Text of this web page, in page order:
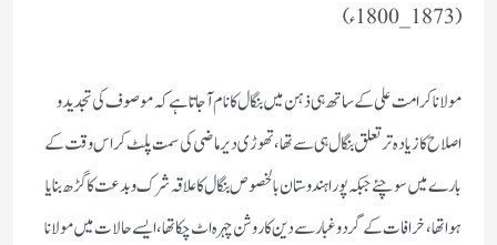
(1873_1800ء)
مولانا کرامت علی کے ساتھ ہی ذہن میں بنگال کا نام آجاتا ہے کہ موصوف کی تجدید و
اصلاح کا زیادہ تر تعلق بنگال ہی سے تھا، تھوڑی دیر ماضی کی سمت پلٹ کر اس وقت کے
بارے میں سوچئے جبکہ پورا ہندوستان بالخصوص بنگال کا علاقہ شرک و بدعت کا گڑھ بنایا
ہوا تھا، خرافات کے گرد و غبار سے دین کا روشن چہرہ اٹ چکا تھا،ایسے حالات میں مولانا